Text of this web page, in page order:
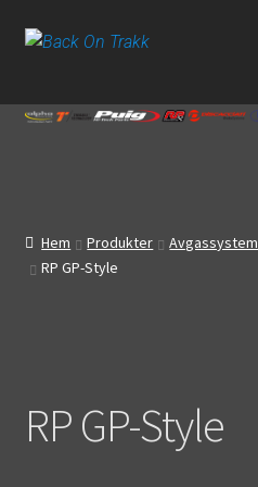
Hoppa
Hoppa
Start
Bilder
Hem Produkter Avgassystem
RP GP-Style
RP GP-Style